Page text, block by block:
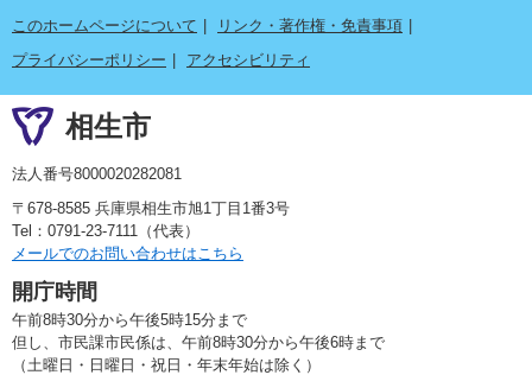
このホームページについて
リンク・著作権・免責事項
プライバシーポリシー
アクセシビリティ
相生市
法人番号8000020282081
〒678-8585 兵庫県相生市旭1丁目1番3号
Tel：0791-23-7111（代表）
メールでのお問い合わせはこちら
開庁時間
午前8時30分から午後5時15分まで
但し、市民課市民係は、午前8時30分から午後6時まで
（土曜日・日曜日・祝日・年末年始は除く）